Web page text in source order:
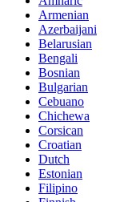
Armenian
Azerbaijani
Belarusian
Bengali
Bosnian
Bulgarian
Cebuano
Chichewa
Corsican
Croatian
Dutch
Estonian
Filipino